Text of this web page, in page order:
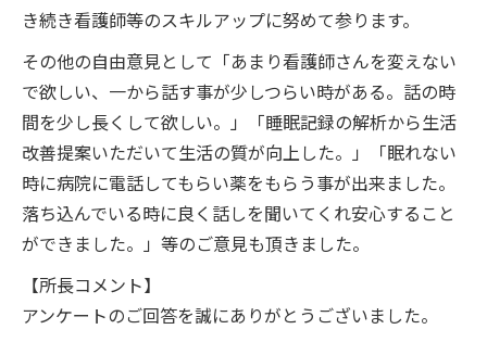
き続き看護師等のスキルアップに努めて参ります。
その他の自由意見として「あまり看護師さんを変えない
で欲しい、一から話す事が少しつらい時がある。話の時
間を少し長くして欲しい。」「睡眠記録の解析から生活
改善提案いただいて生活の質が向上した。」「眠れない
時に病院に電話してもらい薬をもらう事が出来ました。
落ち込んでいる時に良く話しを聞いてくれ安心すること
ができました。」等のご意見も頂きました。
【所長コメント】
アンケートのご回答を誠にありがとうございました。